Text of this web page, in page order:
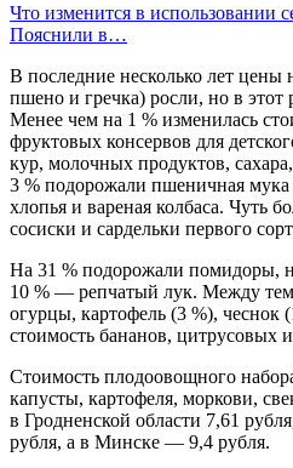
Что изменится в использовании
Пояснили в…
В последние несколько лет цены
пшено и гречка) росли, но в этот
Менее чем на 1 % изменилась
фруктовых консервов для
кур, молочных продуктов,
3 % подорожали пшеничная
хлопья и вареная колбаса. Чуть
сосиски и сардельки первого
На 31 % подорожали помидоры,
10 % — репчатый лук. Между
огурцы, картофель (3 %), чеснок
стоимость бананов, цитрусовых
Стоимость плодоовощного
капусты, картофеля, моркови,
в Гродненской области 7,61
рубля, а в Минске — 9,4 рубля.